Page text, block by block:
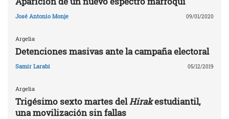
José Antonio Monje 09/01/2020
Argelia
Detenciones masivas ante la campaña electoral
Samir Larabi 05/12/2019
Argelia
Trigésimo sexto martes delHirakestudiantil,
una movilización sin fallas